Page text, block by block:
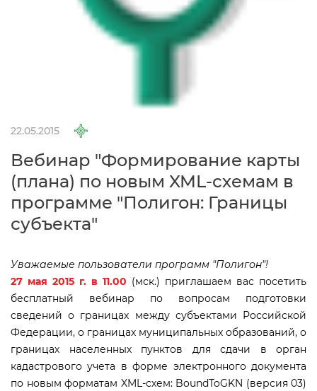
22.05.2015
ебинар "Формирование карты
(плана) по новым XML-схемам
программе "Полигон: Границы
субъекта"
Уважаемые пользователи программ "Полигон"!
27 мая 2015 г. в 11.00 (мск.) приглашаем вас посетить
есплатный вебинар по вопросам подготовки
сведений о границах между субъектами Российской
Федерации, о границах муниципальных образований, о
раницах населенных пунктов для сдачи в орган
кадастрового учета в форме электронного документа
по новым форматам XML-схем: BoundToGKN (версия 03)